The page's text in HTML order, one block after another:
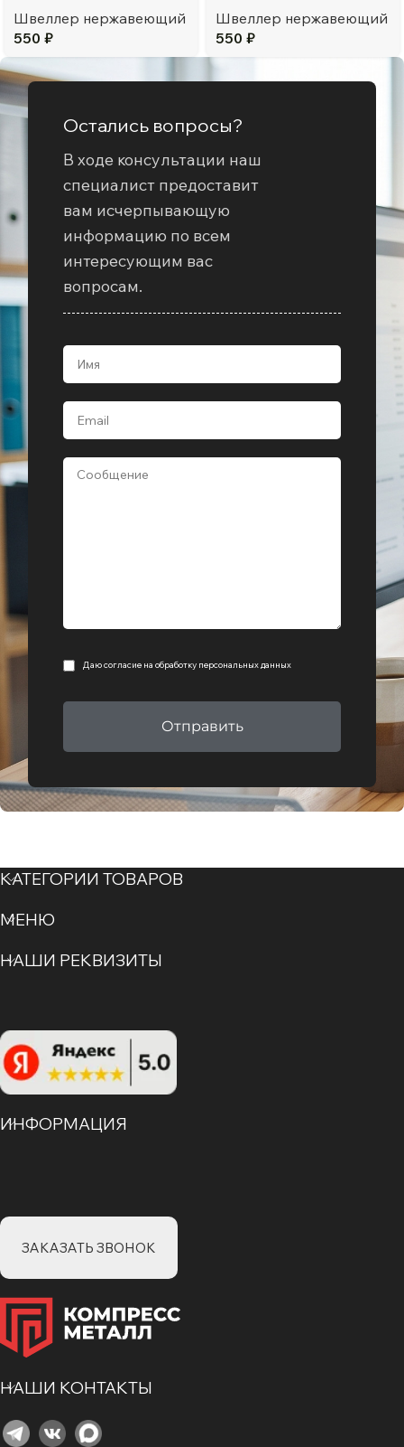
Швеллер нержавеющий
550 ₽
Швеллер нержавеющий
550 ₽
Остались вопросы?
В ходе консультации наш
специалист предоставит
вам исчерпывающую
информацию по всем
интересующим вас
вопросам.
Даю согласие на обработку персональных данных
Отправить
КАТЕГОРИИ ТОВАРОВ
МЕНЮ
НАШИ РЕКВИЗИТЫ
ИНФОРМАЦИЯ
ЗАКАЗАТЬ ЗВОНОК
НАШИ КОНТАКТЫ